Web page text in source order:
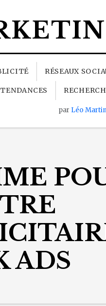
RÉSEAUX
TENDANCES
par Léo
ADS